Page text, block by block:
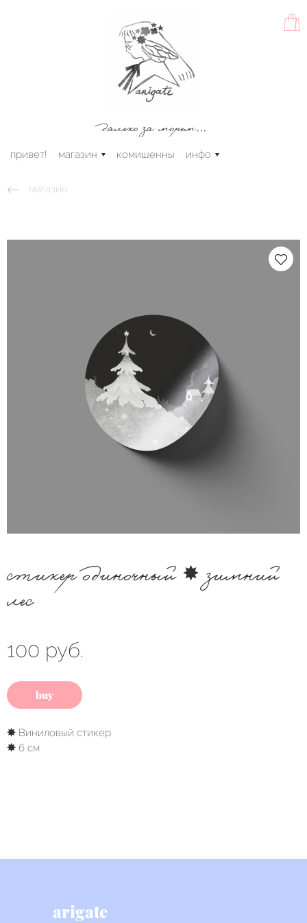
далеко за морем...
привет! магазин комишенны инфо
магазин
стикер одиночный ✸ зимний
лес
100 руб.
buy
✸ Виниловый стикер
✸ 6 см
arigate